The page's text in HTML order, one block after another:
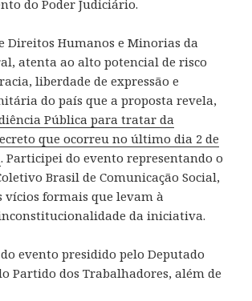
do Poder Judiciário.
Direitos Humanos e Minorias da
atenta ao alto potencial de risco
liberdade de expressão e
do país que a proposta revela,
Pública para tratar da
que ocorreu no último dia 2 de
. Participei do evento representando o
Brasil de Comunicação Social,
vícios formais que levam à
da iniciativa.
evento presidido pelo Deputado
Partido dos Trabalhadores, além de